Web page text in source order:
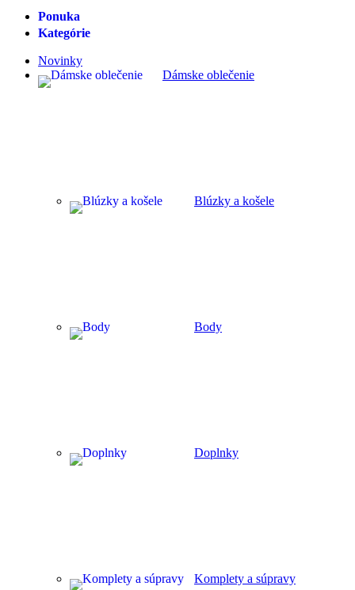
Ponuka
Kategórie
Novinky
Dámske oblečenie
Blúzky a košele
Body
Doplnky
Komplety a súpravy